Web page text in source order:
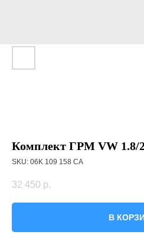
Комплект ГРМ VW 1.8/
SKU: 06K 109 158 CA
32 450 р.
В